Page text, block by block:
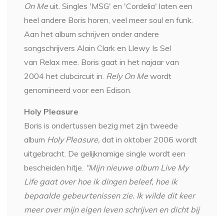
On Meuit. Singles 'MSG' en 'Cordelia' laten een
heel andere Boris horen, veel meer soul en funk.
Aan het album schrijven onder andere
songschrijvers Alain Clark en Llewy Is Sel
van Relax mee. Boris gaat in het najaar van
2004 het clubcircuit in. Rely On Mewordt
genomineerd voor een Edison.
Holy Pleasure
Boris is ondertussen bezig met zijn tweede
album Holy Pleasure, dat in oktober 2006 wordt
uitgebracht. De gelijknamige single wordt een
bescheiden hitje. “Mijn nieuwe album Live My
Life gaat over hoe ik dingen beleef, hoe ik
bepaalde gebeurtenissen zie. Ik wilde dit keer
meer over mijn eigen leven schrijven en dicht bij